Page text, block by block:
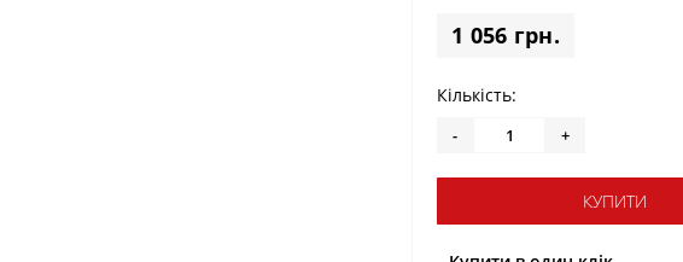
1 056 грн.
Кількість:
- +
КУПИТИ